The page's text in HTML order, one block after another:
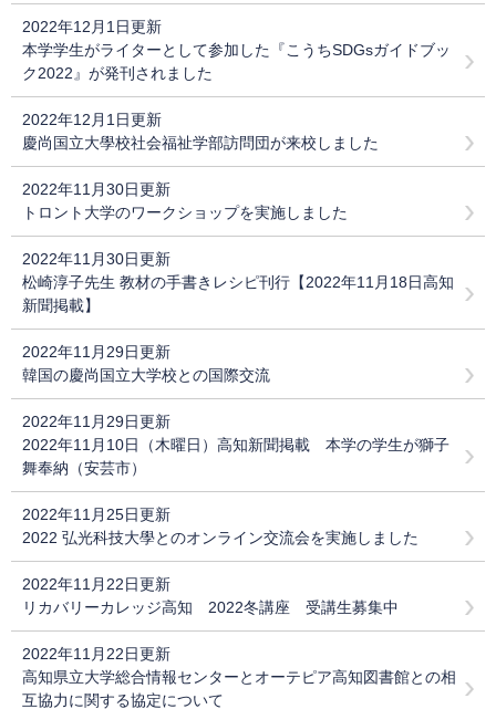
2022年12月1日更新
本学学生がライターとして参加した『こうちSDGsガイドブッ
ク2022』が発刊されました
2022年12月1日更新
慶尚国立大學校社会福祉学部訪問団が来校しました
2022年11月30日更新
トロント大学のワークショップを実施しました
2022年11月30日更新
松崎淳子先生 教材の手書きレシピ刊行【2022年11月18日高知
新聞掲載】
2022年11月29日更新
韓国の慶尚国立大学校との国際交流
2022年11月29日更新
2022年11月10日（木曜日）高知新聞掲載 本学の学生が獅子
舞奉納（安芸市）
2022年11月25日更新
2022 弘光科技大學とのオンライン交流会を実施しました
2022年11月22日更新
リカバリーカレッジ高知 2022冬講座 受講生募集中
2022年11月22日更新
高知県立大学総合情報センターとオーテピア高知図書館との相
互協力に関する協定について